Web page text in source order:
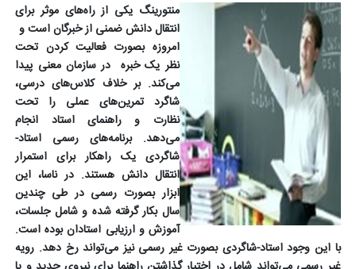
منتورینگ یکی از راه‌های موثر برای
انتقال دانش ضمنی از خبرگان است و
امروزه بصورت فعالیت کردن تحت
نظر یک خبره در سازمان معنی پیدا
می‌کند. بر خلاف کلاس‌های درسی،
شاگرد تمرین‌های عملی را تحت
نظارت و راهنمای استاد انجام
می‌دهد. برنامه‌های رسمی استاد-
شاگردی یک راهکار برای استمرار
انتقال دانش هستند. در ناسا، این
ابزار بصورت رسمی در طی چندین
سال بکار گرفته شده و شامل جلسات،
آموزش و ارزیابی استادان بوده است.
با این وجود استاد-شاگردی بصورت غیر رسمی نیز می‌تواند رخ دهد. رویه